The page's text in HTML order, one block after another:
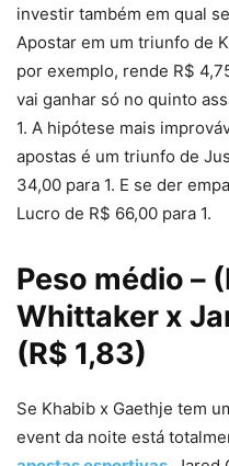
investir também em qual
Apostar em um triunfo de
por exemplo, rende R$
vai ganhar só no quinto
1. A hipótese mais
apostas é um triunfo de
34,00 para 1. E se der
Lucro de R$ 66,00 para 1.
Peso médio –
Whittaker x
(R$ 1,83)
Se Khabib x Gaethje tem
event da noite está